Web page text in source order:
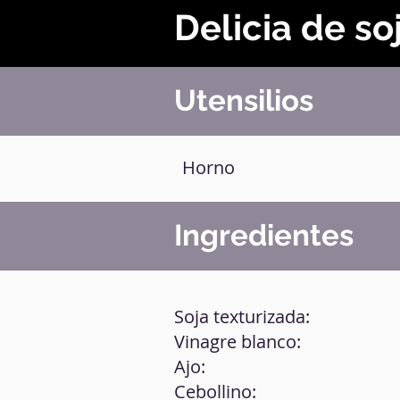
Delicia de
Utensilios
Horno
Ingredientes
Soja texturizada:
Vinagre blanco:
Ajo:
Cebollino: